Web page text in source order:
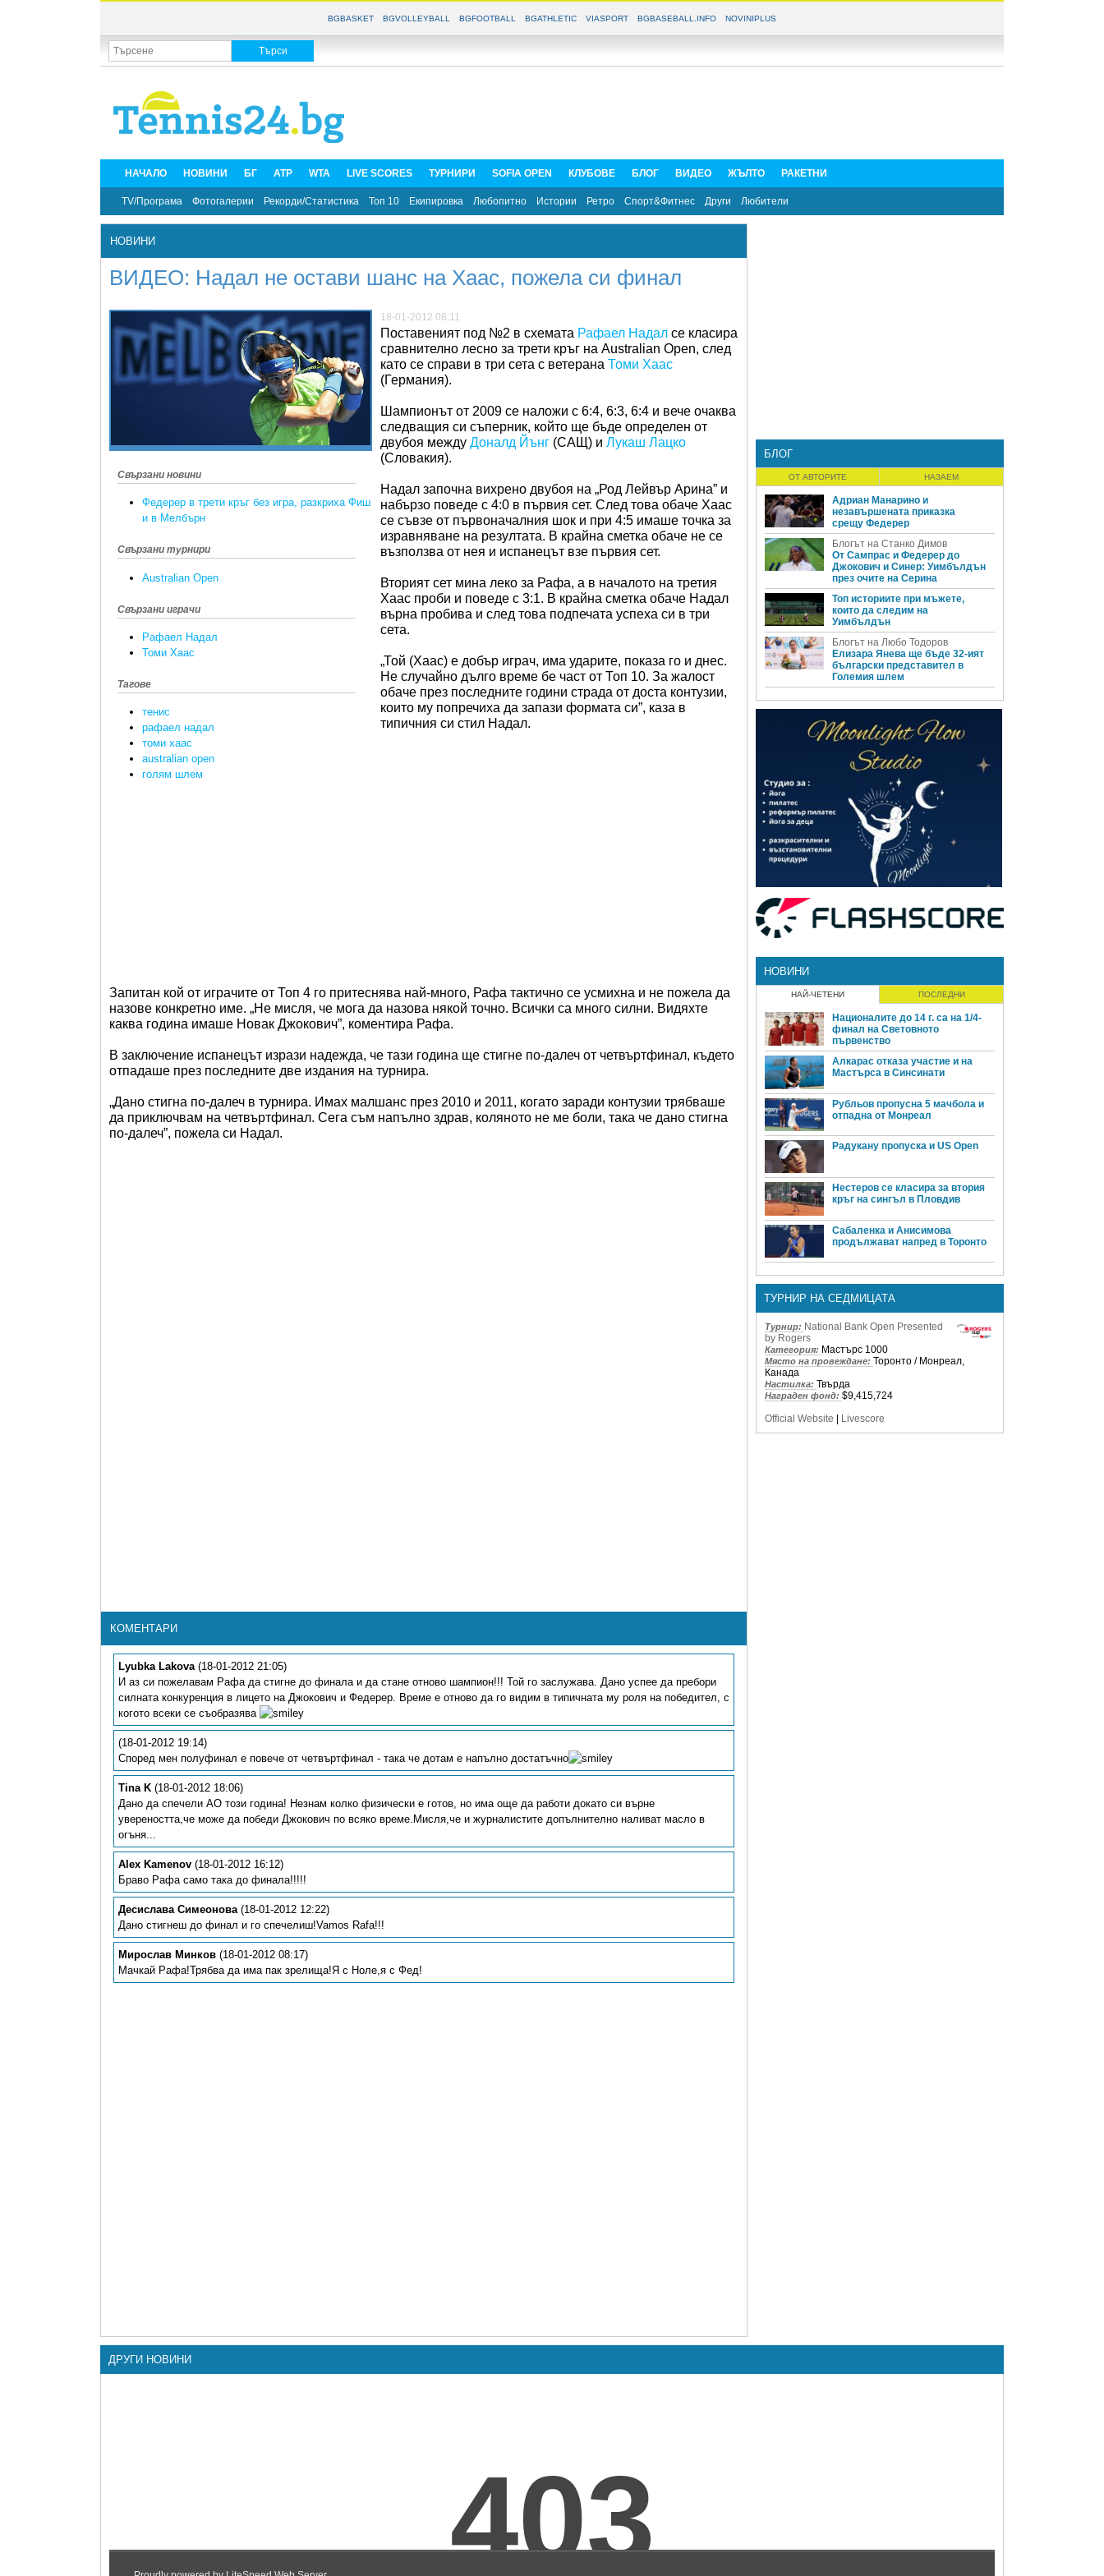
BGBASKET BGVOLLEYBALL BGFOOTBALL BGATHLETIC VIASPORT BGBASEBALL.INFO NOVINIPLUS
НАЧАЛО НОВИНИ БГ ATP WTA LIVE SCORES ТУРНИРИ SOFIA OPEN КЛУБОВЕ БЛОГ ВИДЕО ЖЪЛТО РАКЕТНИ
TV/Програма Фотогалерии Рекорди/Статистика Топ 10 Екипировка Любопитно Истории Ретро Спорт&Фитнес Други Любители
НОВИНИ
ВИДЕО: Надал не остави шанс на Хаас, пожела си финал
Свързани новини
Федерер в трети кръг без игра, разкриха Фиш
и в Мелбърн
Свързани турнири
Australian Open
Свързани играчи
Рафаел Надал
Томи Хаас
Тагове
тенис
рафаел надал
томи хаас
australian open
голям шлем
18-01-2012 08:11
Поставеният под №2 в схемата Рафаел Надал се класира
сравнително лесно за трети кръг на Australian Open, след
като се справи в три сета с ветерана Томи Хаас
(Германия).
Шампионът от 2009 се наложи с 6:4, 6:3, 6:4 и вече очаква
следващия си съперник, който ще бъде определен от
двубоя между Доналд Йънг (САЩ) и Лукаш Лацко
(Словакия).
Надал започна вихрено двубоя на „Род Лейвър Арина” и
набързо поведе с 4:0 в първия сет. След това обаче Хаас
се съвзе от първоначалния шок и при 4:5 имаше точка за
изравняване на резултата. В крайна сметка обаче не се
възползва от нея и испанецът взе първия сет.
Вторият сет мина леко за Рафа, а в началото на третия
Хаас проби и поведе с 3:1. В крайна сметка обаче Надал
върна пробива и след това подпечата успеха си в три
сета.
„Той (Хаас) е добър играч, има ударите, показа го и днес.
Не случайно дълго време бе част от Топ 10. За жалост
обаче през последните години страда от доста контузии,
които му попречиха да запази формата си”, каза в
типичния си стил Надал.
Запитан кой от играчите от Топ 4 го притеснява най-много, Рафа тактично се усмихна и не пожела да
назове конкретно име. „Не мисля, че мога да назова някой точно. Всички са много силни. Видяхте
каква година имаше Новак Джокович”, коментира Рафа.
В заключение испанецът изрази надежда, че тази година ще стигне по-далеч от четвъртфинал, където
отпадаше през последните две издания на турнира.
„Дано стигна по-далеч в турнира. Имах малшанс през 2010 и 2011, когато заради контузии трябваше
да приключвам на четвъртфинал. Сега съм напълно здрав, коляното не ме боли, така че дано стигна
по-далеч”, пожела си Надал.
КОМЕНТАРИ
Lyubka Lakova(18-01-2012 21:05)
И аз си пожелавам Рафа да стигне до финала и да стане отново шампион!!! Той го заслужава. Дано успее да пребори
силната конкуренция в лицето на Джокович и Федерер. Време е отново да го видим в типичната му роля на победител, с
когото всеки се съобразява
(18-01-2012 19:14)
Според мен полуфинал е повече от четвъртфинал - така че дотам е напълно достатъчно
Tina K (18-01-2012 18:06)
Дано да спечели АО този година! Незнам колко физически е готов, но има още да работи докато си върне
увереността,че може да победи Джокович по всяко време.Мисля,че и журналистите допълнително наливат масло в
огъня...
Alex Kamenov (18-01-2012 16:12)
Браво Рафа само така до финала!!!!!
Десислава Симеонова (18-01-2012 12:22)
Дано стигнеш до финал и го спечелиш!Vamos Rafa!!!
Мирослав Минков (18-01-2012 08:17)
Мачкай Рафа!Трябва да има пак зрелища!Я с Ноле,я с Фед!
БЛОГ
ОТ АВТОРИТЕ НАЗАЕМ
Адриан Манарино и
незавършената приказка
срещу Федерер
Блогът на Станко Димов
От Сампрас и Федерер до
Джокович и Синер: Уимбълдън
през очите на Серина
Топ историите при мъжете,
които да следим на
Уимбълдън
Блогът на Любо Тодоров
Елизара Янева ще бъде 32-ият
български представител в
Големия шлем
НОВИНИ
НАЙ-ЧЕТЕНИ ПОСЛЕДНИ
Националите до 14 г. са на 1/4-
финал на Световното
първенство
Алкарас отказа участие и на
Мастърса в Синсинати
Рубльов пропусна 5 мачбола и
отпадна от Монреал
Радукану пропуска и US Open
Нестеров се класира за втория
кръг на сингъл в Пловдив
Сабаленка и Анисимова
продължават напред в Торонто
ТУРНИР НА СЕДМИЦАТА
Турнир: National Bank Open Presented
by Rogers
Категория: Мастърс 1000
Място на провеждане: Торонто / Монреал,
Канада
Настилка: Твърда
Награден фонд: $9,415,724
Official Website
Livescore
ДРУГИ НОВИНИ